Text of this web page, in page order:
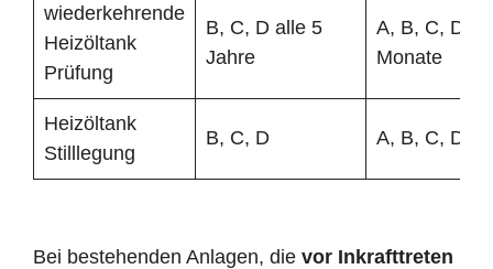
wiederkehrende
Heizöltank
Prüfung
B, C, D alle 5
Jahre
A, B, C, D
Monate
Heizöltank
Stilllegung
B, C, D A, B, C, D
Bei bestehenden Anlagen, die vor Inkrafttreten